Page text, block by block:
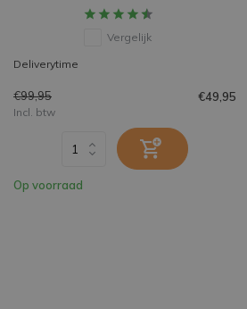
Vergelijk
Deliverytime
€99,95 €49,95
Incl. btw
Op voorraad